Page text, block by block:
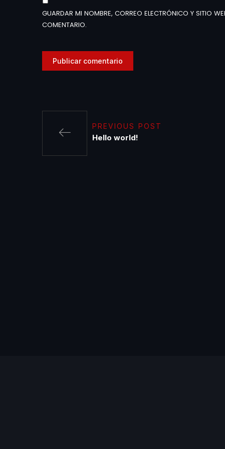
GUARDAR MI NOMBRE, CORREO ELECTRÓNICO Y SITIO
COMENTARIO.
PREVIOUS POST
Hello world!